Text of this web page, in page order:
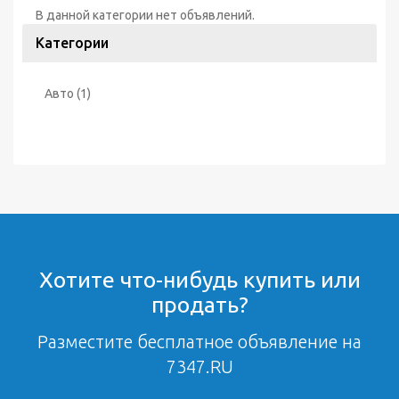
В данной категории нет объявлений.
Категории
Авто (1)
Хотите что-нибудь купить или
продать?
Разместите бесплатное объявление на
7347.RU